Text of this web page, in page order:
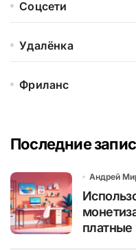
Соцсети
Удалёнка
Фриланс
Последние
Андрей
платные